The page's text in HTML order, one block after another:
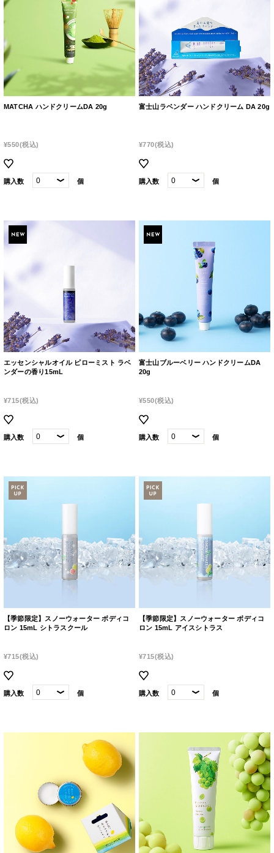
MATCHA ハンドクリームDA 20g
¥550(税込)
購入数 個
富士山ラベンダー ハンドクリーム DA 20g
¥770(税込)
購入数 個
エッセンシャルオイル ピローミスト ラベ
ンダーの香り15mL
¥715(税込)
購入数 個
富士山ブルーベリー ハンドクリームDA
20g
¥550(税込)
購入数 個
【季節限定】スノーウォーター ボディコ
ロン 15mL シトラスクール
¥715(税込)
購入数 個
【季節限定】スノーウォーター ボディコ
ロン 15mL アイスシトラス
¥715(税込)
購入数 個